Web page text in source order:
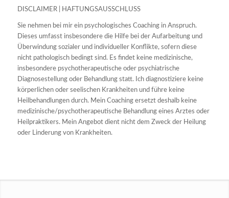
DISCLAIMER | HAFTUNGSAUSSCHLUSS
Sie nehmen bei mir ein psychologisches Coaching in Anspruch.
Dieses umfasst insbesondere die Hilfe bei der Aufarbeitung und
Überwindung sozialer und individueller Konflikte, sofern diese
nicht pathologisch bedingt sind. Es findet keine medizinische,
insbesondere psychotherapeutische oder psychiatrische
Diagnosestellung oder Behandlung statt. Ich diagnostiziere keine
körperlichen oder seelischen Krankheiten und führe keine
Heilbehandlungen durch. Mein Coaching ersetzt deshalb keine
medizinische/psychotherapeutische Behandlung eines Arztes oder
Heilpraktikers. Mein Angebot dient nicht dem Zweck der Heilung
oder Linderung von Krankheiten.